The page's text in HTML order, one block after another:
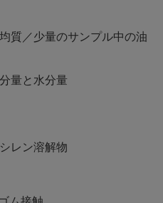
質／少量のサンプル中の油
量と水分量
レン溶解物